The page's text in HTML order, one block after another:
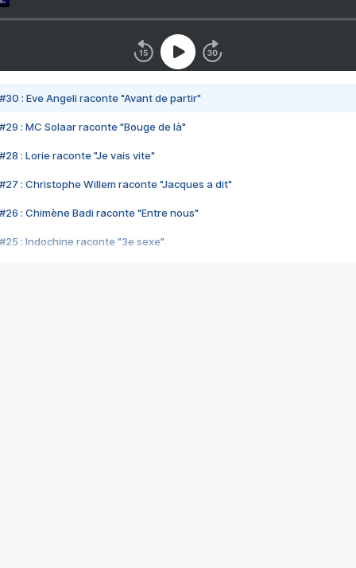
#30 : Eve Angeli raconte "Avant de partir"
#29 : MC Solaar raconte "Bouge de là"
#28 : Lorie raconte "Je vais vite"
#27 : Christophe Willem raconte "Jacques a dit"
#26 : Chimène Badi raconte "Entre nous"
#25 : Indochine raconte "3e sexe"